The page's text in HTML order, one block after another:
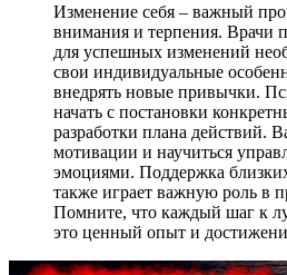
Изменение себя – важный
внимания и терпения. Врачи
для успешных изменений
свои индивидуальные
внедрять новые привычки.
начать с постановки
разработки плана действий.
мотивации и научиться
эмоциями. Поддержка
также играет важную роль в
Помните, что каждый шаг к
это ценный опыт и